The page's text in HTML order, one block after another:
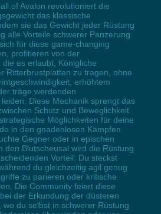
of Avalon revolutioniert die
das klassische
sie das Gewicht jeder Rüstung
alle Vorteile schwerer Panzerung
für diese game-changing
profitieren von der
es erlaubt, Königliche
Ritterbrustplatten zu tragen, ohne
erhöhtem
träge werdenden
Diese Mechanik sprengt das
Schutz und Beweglichkeit
Möglichkeiten für deine
in den gnadenlosen Kämpfen
Gegner oder in epischen
den Blutscheusal wird die Rüstung
Vorteil: Du steckst
du gleichzeitig agil genug
zu parieren oder kritische
Die Community feiert diese
der Erkundung der düsteren
wo du selbst in schwerer Rüstung